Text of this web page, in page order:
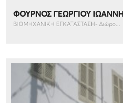
ΦΟΥΡΝΟΣ ΓΕΩΡΓΙΟΥ ΙΩΑΝΝΗ
ΒΙΟΜΗΧΑΝΙΚΗ ΕΓΚΑΤΑΣΤΑΣΗ- Διώρο...